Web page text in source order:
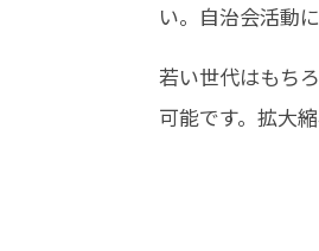
い。自治会活動
若い世代はもち
可能です。拡大